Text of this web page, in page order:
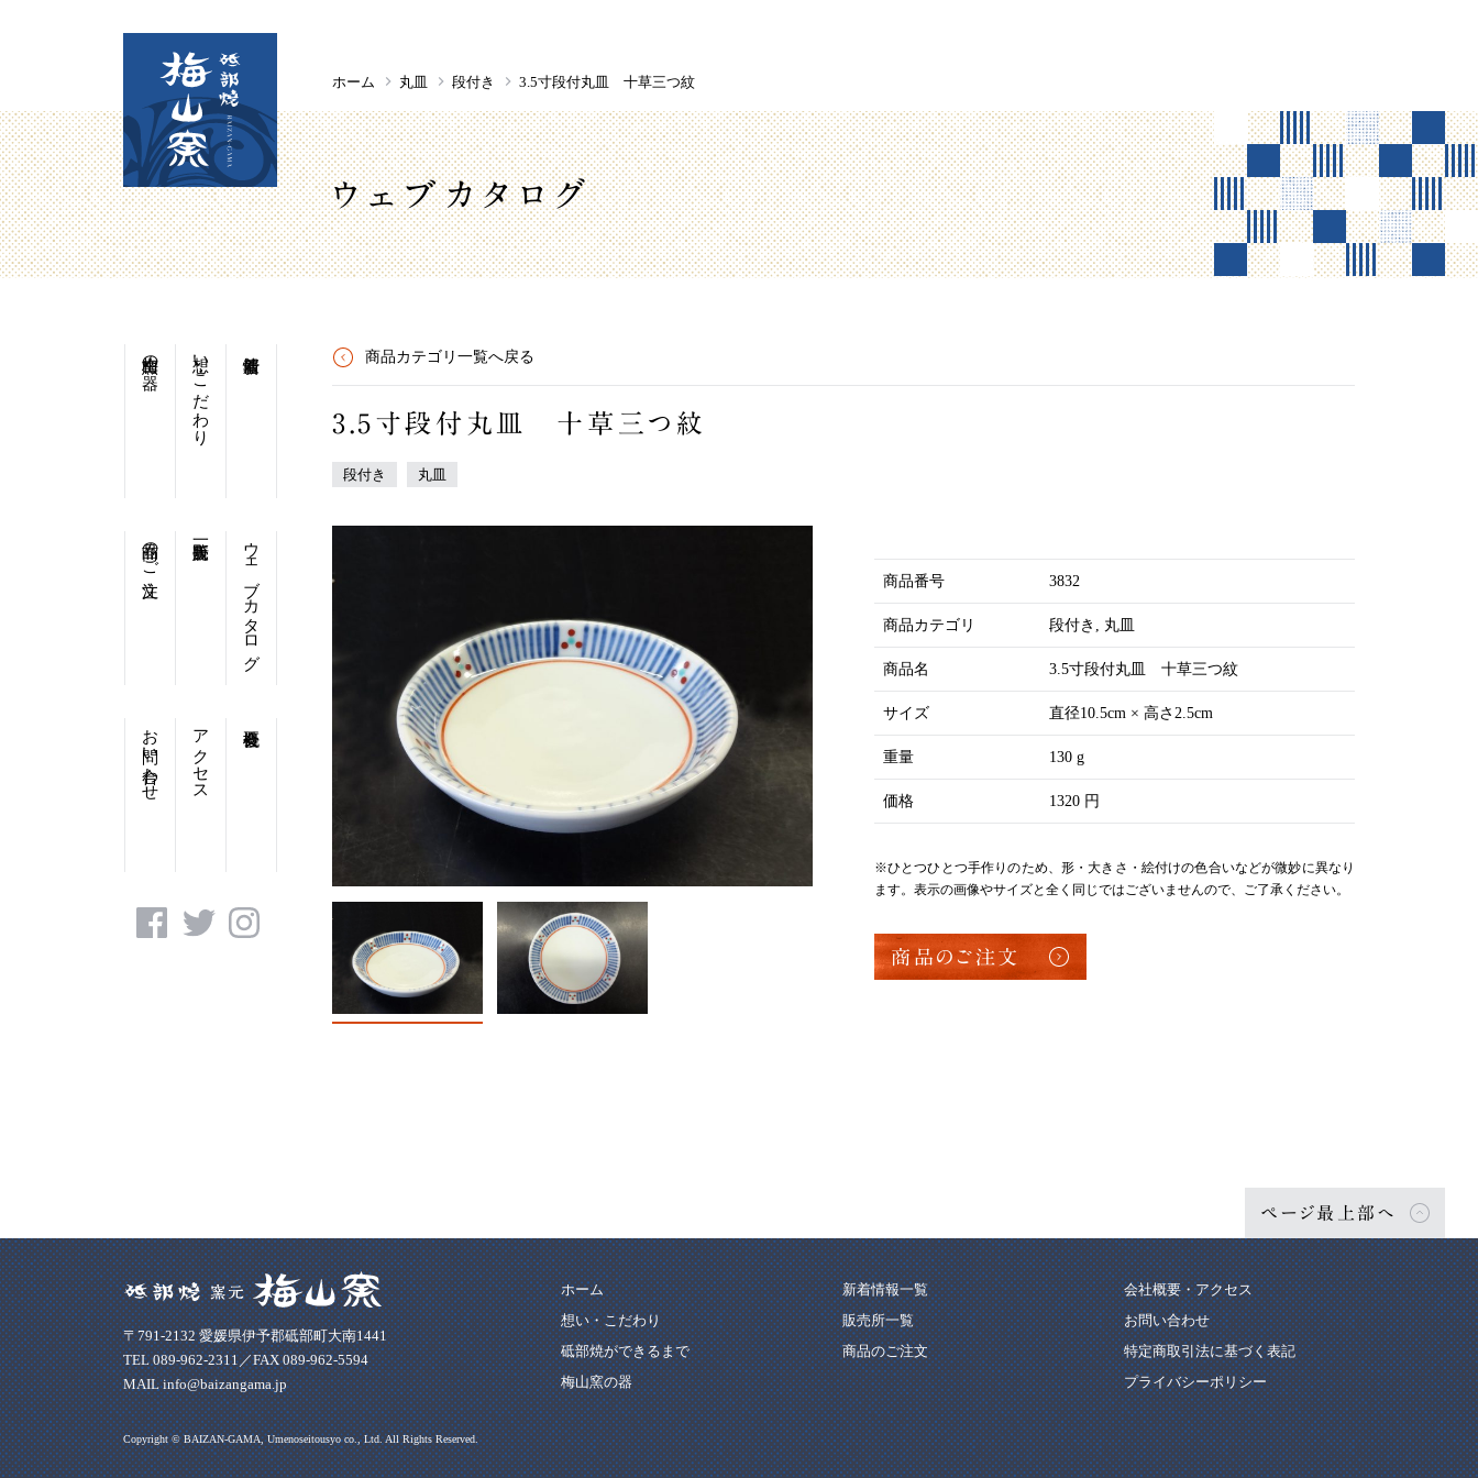
ホーム 丸皿 段付き 3.5寸段付丸皿 十草三つ紋
ウェブカタログ
想い・こだわり
梅山窯の器
ウェブカタログ
商品のご注文
アクセス
お問い合わせ
商品カテゴリ一覧へ戻る
3.5寸段付丸皿 十草三つ紋
段付き 丸皿
商品番号 3832
商品カテゴリ 段付き 丸皿
商品名 3.5寸段付丸皿 十草三つ紋
サイズ 直径10.5cm × 高さ2.5cm
重量 130 g
価格 1320 円
※ひとつひとつ手作りのため、形・大きさ・絵付けの色合いなどが微妙に異なり
ます。表示の画像やサイズと全く同じではございませんので、ご了承ください。
商品のご注文
ページ最上部へ
〒791-2132 愛媛県伊予郡砥部町大南1441
TEL 089-962-2311／FAX 089-962-5594
MAIL info@baizangama.jp
ホーム
想い・こだわり
砥部焼ができるまで
梅山窯の器
新着情報一覧
販売所一覧
商品のご注文
会社概要・アクセス
お問い合わせ
特定商取引法に基づく表記
プライバシーポリシー
Copyright © BAIZAN-GAMA, Umenoseitousyo co., Ltd. All Rights Reserved.